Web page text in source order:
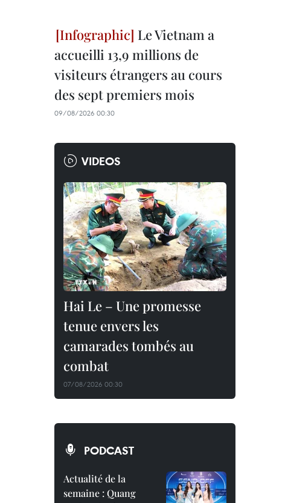
Le Vietnam a
accueilli 13,9 millions de
visiteurs étrangers au cours
des sept premiers mois
09/08/2026 00:30
VIDEOS
Hai Le – Une promesse
tenue envers les
camarades tombés au
combat
07/08/2026 00:30
PODCAST
Actualité de la
semaine : Quang